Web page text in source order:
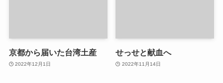
京都から届いた台湾土産
2022年12月1日
せっせと献血へ
2022年11月14日